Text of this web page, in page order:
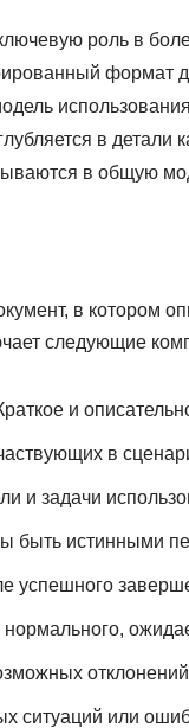
роль в
формат
в детали
в общую
в котором
следующие
и
в
и задачи
быть истинными
успешного
отклонений
ситуаций или